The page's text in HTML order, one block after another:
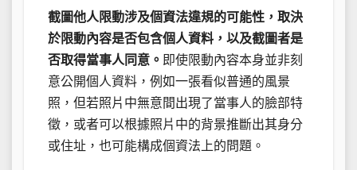
截圖他人限動涉及個資法違規的可能性，取決
於限動內容是否包含個人資料，以及截圖者是
否取得當事人同意。 即使限動內容本身並非刻
意公開個人資料，例如一張看似普通的風景
照，但若照片中無意間出現了當事人的臉部特
徵，或者可以根據照片中的背景推斷出其身分
或住址，也可能構成個資法上的問題。